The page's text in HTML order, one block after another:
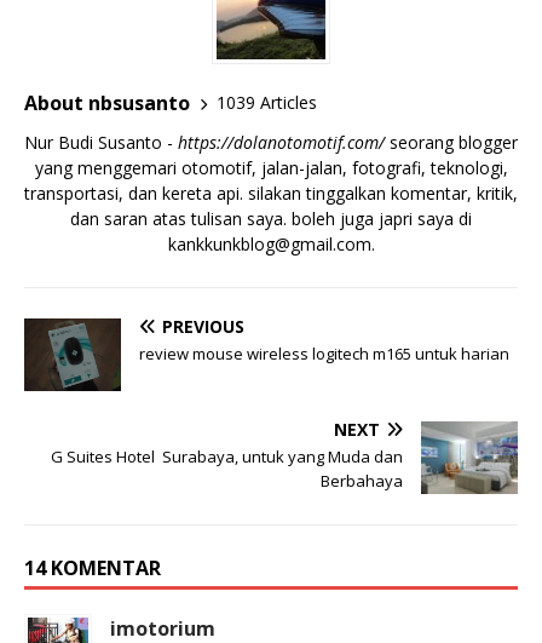
About nbsusanto
1039 Articles
Nur Budi Susanto - https://dolanotomotif.com/seorang blogger
yang menggemari otomotif, jalan-jalan, fotografi, teknologi,
transportasi, dan kereta api. silakan tinggalkan komentar, kritik,
dan saran atas tulisan saya. boleh juga japri saya di
kankkunkblog@gmail.com.
PREVIOUS
review mouse wireless logitech m165 untuk harian
NEXT
G Suites Hotel Surabaya, untuk yang Muda dan
Berbahaya
14 KOMENTAR
imotorium